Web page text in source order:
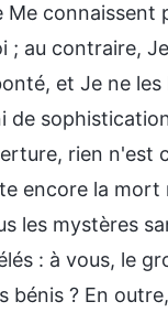
connaissent
au contraire,
et Je ne
rien n'est
encore la
les mystères
: à vous, le
? En